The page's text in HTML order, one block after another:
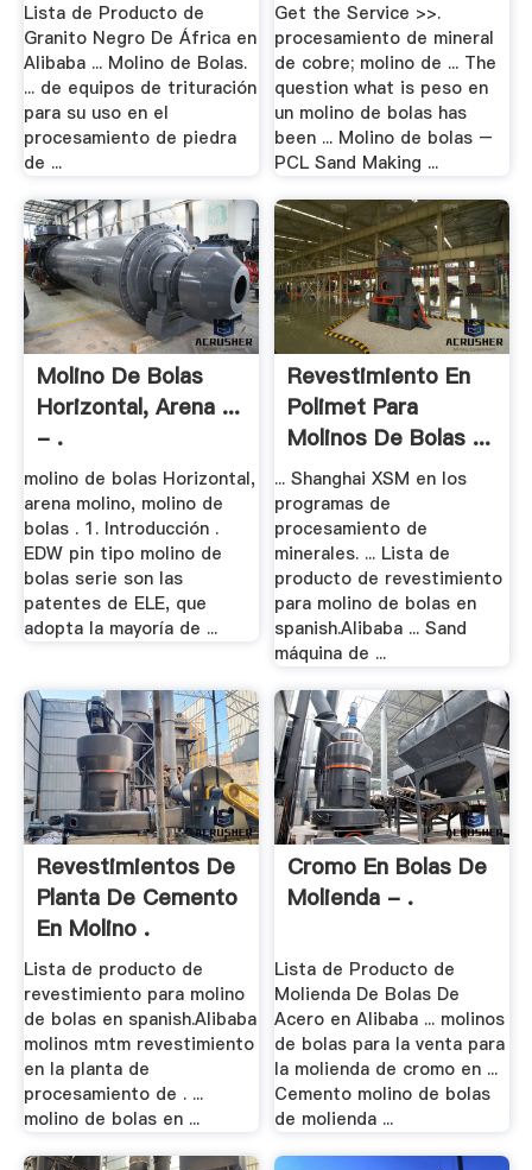
Lista de Producto de
Granito Negro De África en
Alibaba ... Molino de Bolas.
... de equipos de trituración
para su uso en el
procesamiento de piedra
de ...
Get the Service >>.
procesamiento de mineral
de cobre; molino de ... The
question what is peso en
un molino de bolas has
been ... Molino de bolas –
PCL Sand Making ...
Molino De Bolas
Horizontal, Arena ...
- .
molino de bolas Horizontal,
arena molino, molino de
bolas . 1. Introducción .
EDW pin tipo molino de
bolas serie son las
patentes de ELE, que
adopta la mayoría de ...
Revestimiento En
Polimet Para
Molinos De Bolas ...
... Shanghai XSM en los
programas de
procesamiento de
minerales. ... Lista de
producto de revestimiento
para molino de bolas en
spanish.Alibaba ... Sand
máquina de ...
Revestimientos De
Planta De Cemento
En Molino .
Lista de producto de
revestimiento para molino
de bolas en spanish.Alibaba
molinos mtm revestimiento
en la planta de
procesamiento de . ...
molino de bolas en ...
Cromo En Bolas De
Molienda - .
Lista de Producto de
Molienda De Bolas De
Acero en Alibaba ... molinos
de bolas para la venta para
la molienda de cromo en ...
Cemento molino de bolas
de molienda ...